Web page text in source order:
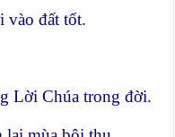
vào đất tốt.
Lời Chúa trong đời.